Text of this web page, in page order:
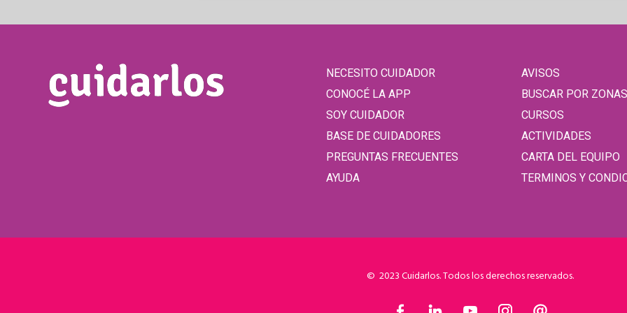
NECESITO CUIDADOR
CONOCÉ LA APP
SOY CUIDADOR
BASE DE CUIDADORES
PREGUNTAS FRECUENTES
AYUDA
AVISOS
BUSCAR POR ZONAS
CURSOS
ACTIVIDADES
CARTA DEL EQUIPO
TERMINOS Y
© 2023 Cuidarlos. Todos los derechos reservados.